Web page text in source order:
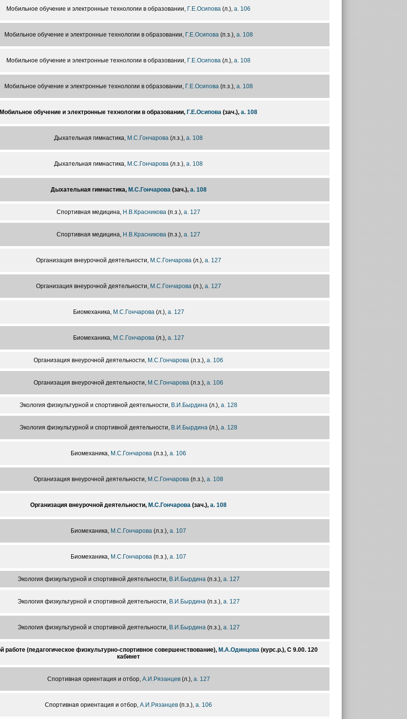
Мобильное обучение и электронные технологии в образовании, Г.Е.Осипова (л.), а. 106
Мобильное обучение и электронные технологии в образовании, Г.Е.Осипова(п.з.), а. 108
Мобильное обучение и электронные технологии в образовании, Г.Е.Осипова (л.), а. 108
Мобильное обучение и электронные технологии в образовании, Г.Е.Осипова(п.з.), а. 108
Мобильное обучение и электронные технологии в образовании, Г.Е.Осипова (зач.), а. 108
Дыхательная гимнастика, М.С.Гончарова (л.з.), а. 108
Дыхательная гимнастика, М.С.Гончарова (л.з.), а. 108
Дыхательная гимнастика, М.С.Гончарова(зач.), а. 108
Спортивная медицина, Н.В.Красникова (п.з.), а. 127
Спортивная медицина, Н.В.Красникова (п.з.), а. 127
Организация внеурочной деятельности, М.С.Гончарова(л.), а. 127
Организация внеурочной деятельности, М.С.Гончарова(л.), а. 127
Биомеханика, М.С.Гончарова(л.), а. 127
Биомеханика, М.С.Гончарова(л.), а. 127
Организация внеурочной деятельности, М.С.Гончарова (л.з.), а. 106
Организация внеурочной деятельности, М.С.Гончарова (л.з.), а. 106
Экология физкультурной и спортивной деятельности, В.И.Бырдина (л.), а. 128
Экология физкультурной и спортивной деятельности, В.И.Бырдина (л.), а. 128
Биомеханика, М.С.Гончарова (л.з.), а. 106
Организация внеурочной деятельности, М.С.Гончарова (п.з.), а. 108
Организация внеурочной деятельности, М.С.Гончарова (зач.), а. 108
Биомеханика, М.С.Гончарова (л.з.), а. 107
Биомеханика, М.С.Гончарова (п.з.), а. 107
Экология физкультурной и спортивной деятельности, В.И.Бырдина(п.з.), а. 127
Экология физкультурной и спортивной деятельности, В.И.Бырдина(п.з.), а. 127
Экология физкультурной и спортивной деятельности, В.И.Бырдина(п.з.), а. 127
работе (педагогическое физкультурно-спортивное совершенствование), М.А.Одинцова(курс.р.), С 9.00. 120
кабинет
Спортивная ориентация и отбор, А.И.Рязанцев(л.), а. 127
Спортивная ориентация и отбор, А.И.Рязанцев (п.з.), а. 106